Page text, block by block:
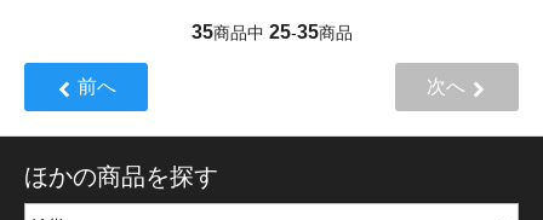
35商品中 25-35商品
前へ 次へ
ほかの商品を探す